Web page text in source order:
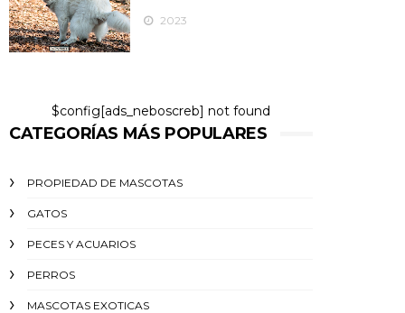
2023
$config[ads_neboscreb] not found
CATEGORÍAS MÁS POPULARES
PROPIEDAD DE MASCOTAS
GATOS
PECES Y ACUARIOS
PERROS
MASCOTAS EXOTICAS